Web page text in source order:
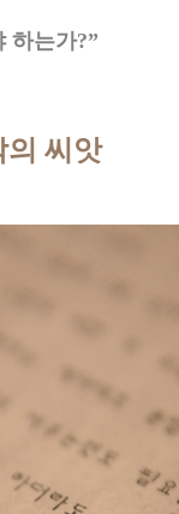
하는가?”
의 씨앗